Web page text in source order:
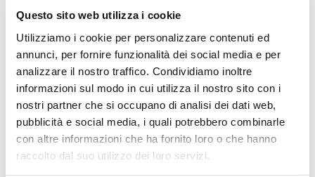
Questo sito web utilizza i cookie
Utilizziamo i cookie per personalizzare contenuti ed
annunci, per fornire funzionalità dei social media e per
analizzare il nostro traffico. Condividiamo inoltre
informazioni sul modo in cui utilizza il nostro sito con i
nostri partner che si occupano di analisi dei dati web,
pubblicità e social media, i quali potrebbero combinarle
con altre informazioni che ha fornito loro o che hanno
raccolto dal suo utilizzo dei loro servizi.
alle persone con disabilità: ribelliamoci a questa
comportamento di quelle istituzioni che negano i nostri
diritti, non siamo sudditi ma cittadini, la legge è dalla
nostra parte, facciamoci sentire!”.
diGiampaolo Milzi
redazione@vivereancona.it